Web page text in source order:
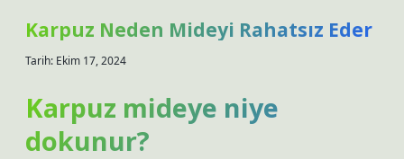
Karpuz Neden Mideyi Rahatsız Eder
Tarih: Ekim 17, 2024
Karpuz mideye niye
dokunur?